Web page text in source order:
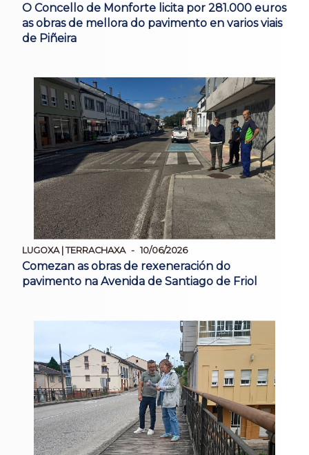
O Concello de Monforte licita por 281.000 euros
as obras de mellora do pavimento en varios viais
de Piñeira
LUGOXA | TERRACHAXA 10/06/2026
Comezan as obras de rexeneración do
pavimento na Avenida de Santiago de Friol